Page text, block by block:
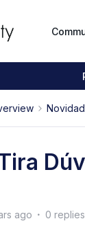
ago 0 replies